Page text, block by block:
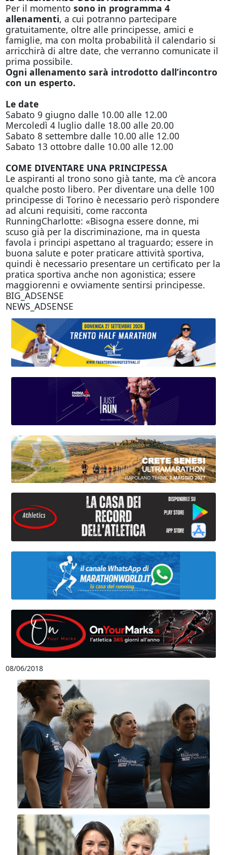
Per il momento sono in programma 4
allenamenti, a cui potranno partecipare
gratuitamente, oltre alle principesse, amici e
famiglie, ma con molta probabilità il calendario si
arricchirà di altre date, che verranno comunicate il
prima possibile.
Ogni allenamento sarà introdotto dall’incontro
con un esperto.
Le date
Sabato 9 giugno dalle 10.00 alle 12.00
Mercoledì 4 luglio dalle 18.00 alle 20.00
Sabato 8 settembre dalle 10.00 alle 12.00
Sabato 13 ottobre dalle 10.00 alle 12.00
COME DIVENTARE UNA PRINCIPESSA
Le aspiranti al trono sono già tante, ma c’è ancora
qualche posto libero. Per diventare una delle 100
principesse di Torino è necessario però rispondere
ad alcuni requisiti, come racconta
RunningCharlotte: «Bisogna essere donne, mi
scuso già per la discriminazione, ma in questa
favola i principi aspettano al traguardo; essere in
buona salute e poter praticare attività sportiva,
quindi è necessario presentare un certificato per la
pratica sportiva anche non agonistica; essere
maggiorenni e ovviamente sentirsi principesse.
BIG_ADSENSE
NEWS_ADSENSE
08/06/2018